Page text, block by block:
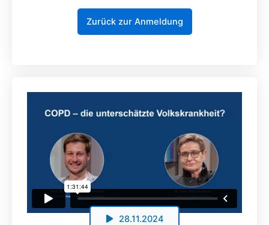
28.11.2024
Zurück zur Anmeldung